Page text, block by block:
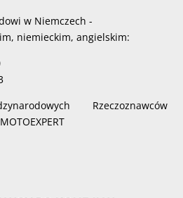
w Niemczech -
niemieckim, angielskim:
Rzeczoznawców